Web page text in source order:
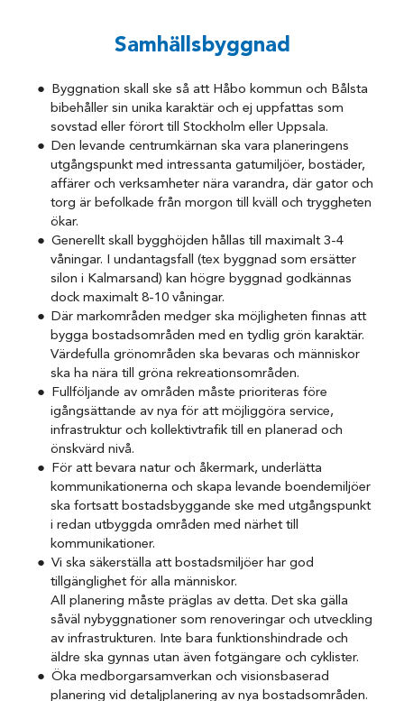
Samhällsbyggnad
Byggnation skall ske så att Håbo kommun och Bålsta
bibehåller sin unika karaktär och ej uppfattas som
sovstad eller förort till Stockholm eller Uppsala.
Den levande centrumkärnan ska vara planeringens
utgångspunkt med intressanta gatumiljöer, bostäder,
affärer och verksamheter nära varandra, där gator och
torg är befolkade från morgon till kväll och tryggheten
ökar.
Generellt skall bygghöjden hållas till maximalt 3-4
våningar. I undantagsfall (tex byggnad som ersätter
silon i Kalmarsand) kan högre byggnad godkännas
dock maximalt 8-10 våningar.
Där markområden medger ska möjligheten finnas att
bygga bostadsområden med en tydlig grön karaktär.
Värdefulla grönområden ska bevaras och människor
ska ha nära till gröna rekreationsområden.
Fullföljande av områden måste prioriteras före
igångsättande av nya för att möjliggöra service,
infrastruktur och kollektivtrafik till en planerad och
önskvärd nivå.
För att bevara natur och åkermark, underlätta
kommunikationerna och skapa levande boendemiljöer
ska fortsatt bostadsbyggande ske med utgångspunkt
i redan utbyggda områden med närhet till
kommunikationer.
Vi ska säkerställa att bostadsmiljöer har god
tillgänglighet för alla människor.
All planering måste präglas av detta. Det ska gälla
såväl nybyggnationer som renoveringar och utveckling
av infrastrukturen. Inte bara funktionshindrade och
äldre ska gynnas utan även fotgängare och cyklister.
Öka medborgarsamverkan och visionsbaserad
planering vid detaljplanering av nya bostadsområden.